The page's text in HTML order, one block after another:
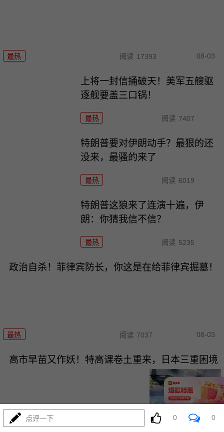
最热 阅读 17393 08-03
上将一封信捅破天！美军五艘驱
逐舰要盖三口锅！
最热 阅读 7407
特朗普要对伊朗动手？最狠的还
没来，最骚的来了
最热 阅读 6019
特朗普这狼来了连演十遍，伊
朗：你猜我信不信？
最热 阅读 5235
政治自杀！菲律宾防长，你这是在给菲律宾掘墓！
最热 阅读 7037 08-03
高市早苗又作妖！特高课卷土重来，日本三重困境
最热 阅读 4602
点评一下 0 0